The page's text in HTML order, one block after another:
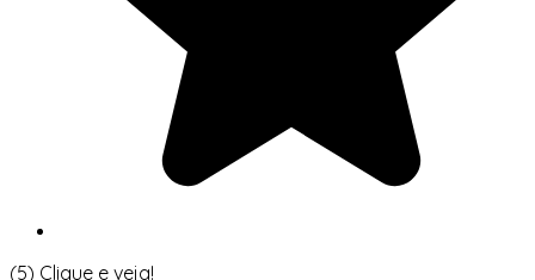
(5) Clique e veja!